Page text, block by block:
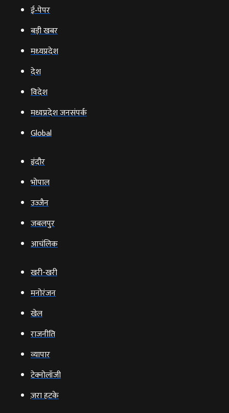
ई‑पेपर
बड़ी खबर
मध्‍यप्रदेश
देश
विदेश
मध्यप्रदेश जनसंपर्क
Global
इंदौर
भोपाल
उज्‍जैन
जबलपुर
आचंलिक
खरी-खरी
मनोरंजन
खेल
राजनीति
व्‍यापार
टेक्‍नोलॉजी
ज़रा हटके